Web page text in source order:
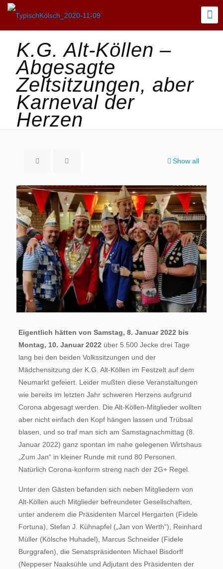
K.G. Alt-Köllen –
Abgesagte
Zeltsitzungen, aber
Karneval der
Herzen
Show all
Eigentlich hätten von Samstag, 8. Januar 2022 bis
Montag, 10. Januar 2022 über 5.500 Jecke drei Tage
lang bei den beiden Volkssitzungen und der
Mädchensitzung der K.G. Alt-Köllen im Festzelt auf dem
Neumarkt gefeiert. Leider mußten diese Veranstaltungen
wie bereits im letzten Jahr schweren Herzens aufgrund
Corona abgesagt werden. Die Alt-Köllen-Mitglieder wollten
aber nicht einfach den Kopf hängen lassen und Trübsal
blasen, und so traf man sich am Samstagnachmittag (8.
Januar 2022) ganz spontan im nahe gelegenen Wirtshaus
„Zum Jan“ in kleiner Runde mit rund 80 Personen.
Natürlich Corona-konform streng nach der 2G+ Regel.
Unter den Gästen befanden sich neben Mitgliedern von
Alt-Köllen auch Mitglieder befreundeter Gesellschaften,
unter anderem die Präsidenten Marcel Hergarten (Fidele
Fortuna), Stefan J. Kühnapfel („Jan von Werth“), Reinhard
Müller (Kölsche Huhadel), Marcus Schneider (Fidele
Burggrafen), die Senatspräsidenten Michael Bisdorff
(Neppeser Naaksühle und Adjutant des Präsidenten der